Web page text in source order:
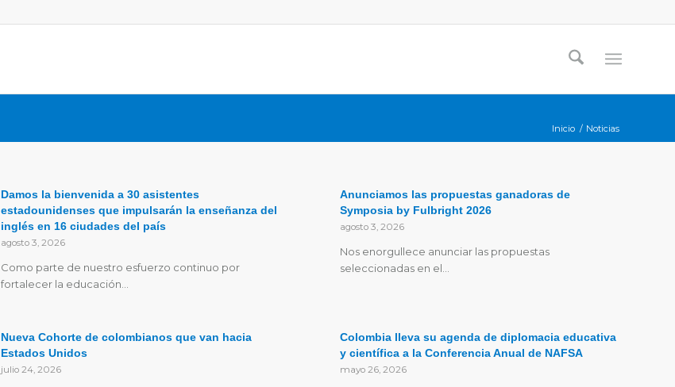
Inicio / Noticias
Damos la bienvenida a 30 asistentes
estadounidenses que impulsarán la enseñanza del
inglés en 16 ciudades del país
agosto 3, 2026
Como parte de nuestro esfuerzo continuo por
fortalecer la educación…
Anunciamos las propuestas ganadoras de
Symposia by Fulbright 2026
agosto 3, 2026
Nos enorgullece anunciar las propuestas
seleccionadas en el…
Nueva Cohorte de colombianos que van hacia
Estados Unidos
julio 24, 2026
Colombia lleva su agenda de diplomacia educativa
y científica a la Conferencia Anual de NAFSA
mayo 26, 2026